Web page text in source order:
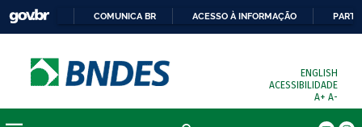
COMUNICA BR ACESSO À INFORMAÇÃO
ENGLISH
ACESSIBILIDADE
A+ A-